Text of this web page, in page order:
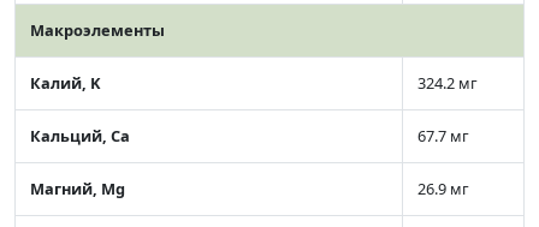
Макроэлементы
Калий, K 324.2 мг
Кальций, Ca 67.7 мг
Магний, Mg 26.9 мг